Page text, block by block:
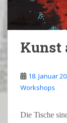
n
t
Kunst
18. Januar
Workshops
Die Tische